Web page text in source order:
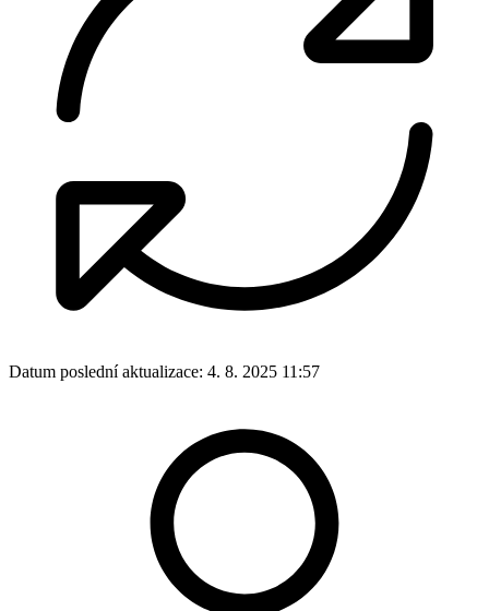
Datum poslední aktualizace: 4. 8. 2025 11:57